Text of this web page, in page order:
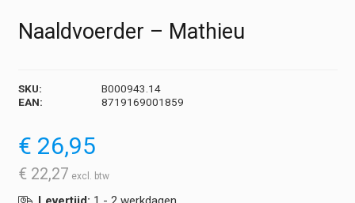
Naaldvoerder – Mathieu
SKU:
B000943.14
EAN:
8719169001859
€ 26,95
€ 22,27